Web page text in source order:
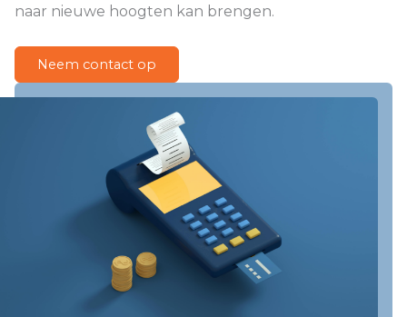
naar nieuwe hoogten kan brengen.
Neem contact op